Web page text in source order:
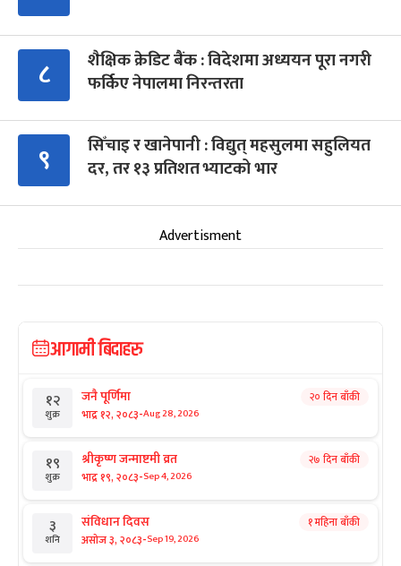
८
शैक्षिक क्रेडिट बैंक : विदेशमा अध्ययन पूरा नगरी
फर्किए नेपालमा निरन्तरता
९
सिँचाइ र खानेपानी : विद्युत् महसुलमा सहुलियत
दर, तर १३ प्रतिशत भ्याटको भार
Advertisment
आगामी बिदाहरु
१२
शुक्र
जनै पूर्णिमा
भाद्र १२, २०८३-Aug 28, 2026
२० दिन बाँकी
१९
शुक्र
श्रीकृष्ण जन्माष्टमी व्रत
भाद्र १९, २०८३-Sep 4, 2026
२७ दिन बाँकी
३
शनि
संविधान दिवस
असोज ३, २०८३-Sep 19, 2026
१ महिना बाँकी